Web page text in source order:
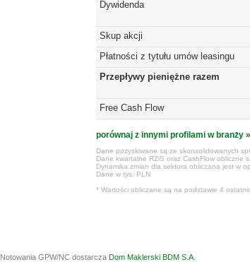
Dywidenda
Skup akcji
Płatności z tytułu umów leasingu
Przepływy pieniężne razem
Free Cash Flow
porównaj z innymi profilami w branży »
Dane pozyskiwane są ze skonsolidowanych
Dane kwartalne RZiS oraz CashFlow obliczne
Dynamika zmian dla sektora obliczana jest w
Dane w tys. PLN
* Wartości obliczane są na podstawie 4
Notowania GPW/NC dostarcza Dom Maklerski BDM S.A.